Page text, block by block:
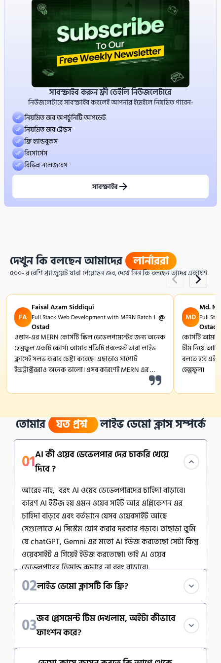
সাবস্ক্রাইব করুন ফ্রী ডেইলি নিউজলেটারে
নিউজলেটারে সাবস্ক্রাইব করলেই আপনার ইমেইলে নিয়মিত পাবেন-
নিয়মিত জব অপর্চুনিটি আপডেট
নিয়মিত জব ট্রেন্ডস
ফ্রি হ্যান্ডবুকস
রিসোর্সেস
বিভিন্ন নলেজবেস
সাবস্ক্রাইব
দেখুন কি বলছেন আমাদের লার্নাররা
৫০০- র বেশি গ্র্যাজুয়েট যারা পেয়েছেন জব, দেখে নিন কি বলছেন তাদের একাংশ
FA
Faisal Azam Siddiqui
Full Stack Web Development with MERN Batch 1 @
Ostad
ওস্তাদ-এর MERN কোর্সটি স্কিল ডেভেলপমেন্টের জন্য অনেক
হেল্পফুল একটি কোর্স। আমার প্রতিটি প্রবলেমই তারা লাইভ
ক্লাসেই সলভ করার চেষ্টা করেছে। এছাড়াও সাপোর্ট
ইন্সট্রাক্টররাও অনেক ভালো। এসব কারণেই MERN এর
MD
Md.
Full
Ostad
কোর্সটি আমার
টীম নিয়ে
বলতে হবে এই
হেল্পফুল।
তোমার যত প্রশ্ন লাইভ ডেমো ক্লাস সম্পর্কে
01AI কী ওয়েব ডেভেলপার দের চাকরি খেয়ে
দিবে ?
আরেহ নাহ,  বরং AI ওয়েব ডেভেলপারদের চাহিদা বাড়াবে।
কারণ AI ইউজ হয় এমন ওয়েব সাইট আর এপ্লিকেশন এর
চাহিদা বাড়বে এবং বর্তমানে যেসব ওয়েবসাইট আছে
সেগুলোতে AI সিস্টেম যোগ করার দরকার পড়বে। তাছাড়া তুমি
যে chatGPT, Gemni এর মতো AI ইউজ করতেছো সেটা কিন্তু
ওয়েবসাইট এ গিয়েই ইউজ করতেছো। তাই AI ওয়েব
ডেভেলপারের ডিমান্ড কমাবে না বরং বাড়াবে।
02লাইভ ডেমো ক্লাসটি কি ফ্রি?
হ্যাঁ, এটি সম্পূর্ণ ফ্রি লাইভ ডেমো ক্লাস।
03জব প্লেসমেন্ট টিম দেখলাম, অইটা কীভাবে
ফাংশন করে?